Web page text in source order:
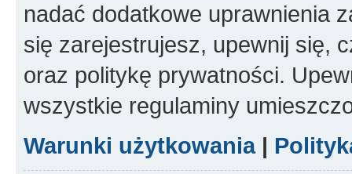
nadać dodatkowe uprawnienia
się zarejestrujesz, upewnij się,
oraz politykę prywatności.
wszystkie regulaminy
Warunki użytkowania|